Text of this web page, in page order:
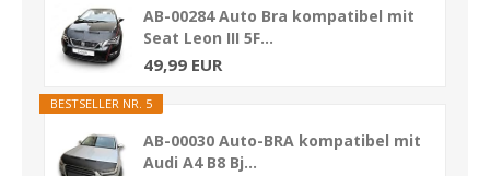
AB-00284 Auto Bra kompatibel mit
Seat Leon III 5F...
49,99 EUR
BESTSELLER NR. 5
AB-00030 Auto-BRA kompatibel mit
Audi A4 B8 Bj...